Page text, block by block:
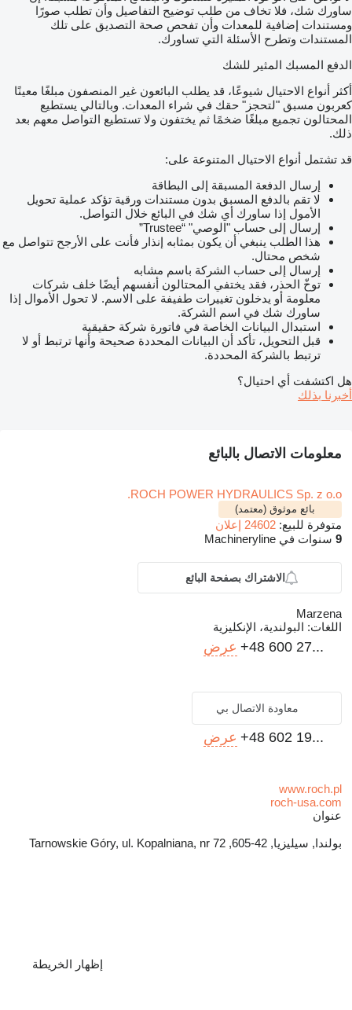
ساورك شك، فلا تخاف من طلب توضيح التفاصيل وأن تطلب صورًا
ومستندات إضافية للمعدات وأن تفحص صحة التصديق على تلك
المستندات وتطرح الأسئلة التي تساورك.
الدفع المسبك المثير للشك
أكثر أنواع الاحتيال شيوعًا، قد يطلب البائعون غير المنصفون مبلغًا معينًا
كعربون مسبق "لتحجز" حقك في شراء المعدات. وبالتالي يستطيع
المحتالون تجميع مبلغًا ضخمًا ثم يختفون ولا تستطيع التواصل معهم بعد
ذلك.
قد تشتمل أنواع الاحتيال المتنوعة على:
إرسال الدفعة المسبقة إلى البطاقة
لا تقم بالدفع المسبق بدون مستندات ورقية تؤكد عملية تحويل
الأمول إذا ساورك أي شك في البائع خلال التواصل.
إرسال إلى حساب "الوصي" “Trustee”
هذا الطلب ينبغي أن يكون بمثابه إنذار فأنت على الأرجح تتواصل مع
شخص محتال.
إرسال إلى حساب الشركة باسم مشابه
توخّ الحذر، فقد يختفي المحتالون أنفسهم أيضًا خلف شركات
معلومة أو يدخلون تغييرات طفيفة على الاسم. لا تحول الأموال إذا
ساورك شك في اسم الشركة.
استبدال البيانات الخاصة في فاتورة شركة حقيقية
قبل التحويل، تأكد أن البيانات المحددة صحيحة وأنها ترتبط أو لا
ترتبط بالشركة المحددة.
هل اكتشفت أي احتيال؟
أخبرنا بذلك
معلومات الاتصال بالبائع
ROCH POWER HYDRAULICS Sp. z o.o.
بائع موثوق (معتمد)
متوفرة للبيع: 24602 إعلان
9 سنوات في Machineryline
الاشتراك بصفحة البائع
Marzena
اللغات: البولندية، الإنكليزية
+48 600 27... عرض
معاودة الاتصال بي
+48 602 19... عرض
www.roch.pl
roch-usa.com
عنوان
بولندا, سيليزيا, 42-605, Tarnowskie Góry, ul. Kopalniana, nr 72
إظهار الخريطة